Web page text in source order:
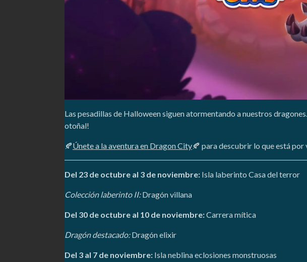
Las pesadillas de Halloween siguen atormentando a nuestros
otoñal!
🍂Únete a la aventura en Dragon City🍂 para descubrir lo que está por
Del 23 de octubre al 3 de noviembre: Isla laberinto Casa del terror
Colección laberinto II:Dragón villana
Del 30 de octubre al 10 de noviembre:Carrera mítica
Dragón destacado:Dragón elixir
Del 3 al 7 de noviembre: Isla neblina eclosiones monstruosas